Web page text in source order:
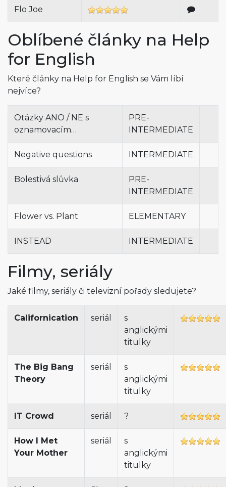
Flo Joe
Oblíbené články na Help
for English
Které články na Help for English se Vám líbí
nejvíce?
Otázky ANO / NE s
oznamovacím…
PRE-
INTERMEDIATE
Negative questions INTERMEDIATE
Bolestivá slůvka
PRE-
INTERMEDIATE
Flower vs. Plant ELEMENTARY
INSTEAD INTERMEDIATE
Filmy, seriály
Jaké filmy, seriály či televizní pořady sledujete?
Californication seriál
s
anglickými
titulky
The Big Bang
Theory
seriál
s
anglickými
titulky
IT Crowd seriál ?
How I Met
Your Mother
seriál
s
anglickými
titulky